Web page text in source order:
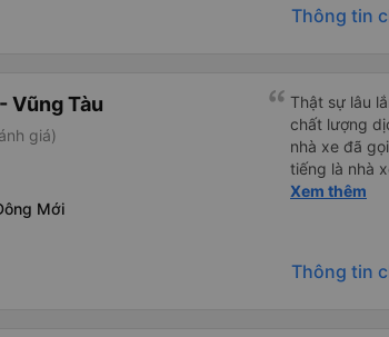
Thông tin
Vũng Tàu
giá)
Mới
Thật sự lâu
chất lượng
nhà xe đã
tiếng là nhà
của bác tài
Xem thêm
Thông tin